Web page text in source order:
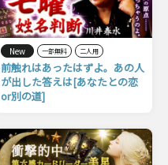
New 一部無料 二人用
前触れはあったはずよ。あの人
が出した答えは[あなたとの恋
or別の道]